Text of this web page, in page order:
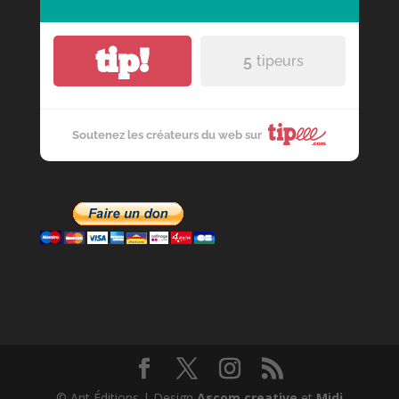
tip! 5 tipeurs
Soutenez les créateurs du web sur